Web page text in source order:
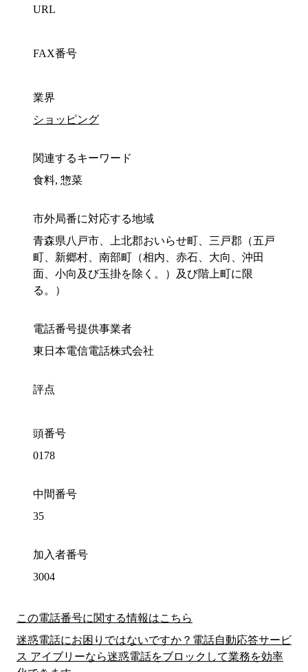
URL
FAX番号
業界
ショッピング
関連するキーワード
食料, 惣菜
市外局番に対応する地域
青森県八戸市、上北郡おいらせ町、三戸郡（五戸
町、新郷村、南部町（相内、赤石、大向、沖田
面、小向及び玉掛を除く。）及び階上町に限
る。）
電話番号提供事業者
東日本電信電話株式会社
評点
頭番号
0178
中間番号
35
加入者番号
3004
この電話番号に関する情報はこちら
迷惑電話にお困りではないですか？電話自動応答サービ
ス アイブリーなら迷惑電話をブロックして業務を効率